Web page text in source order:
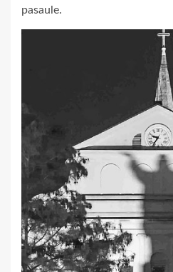
pasaule.